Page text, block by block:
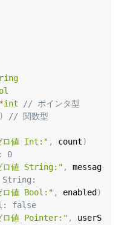
*int
// ポインタ型
) // 関数型
ロ値 Int:" , count)
0
ロ値 String:" ,
messag
String:
ロ値 Bool:" , enabled )
false
ロ値 Pointer:" ,
userS